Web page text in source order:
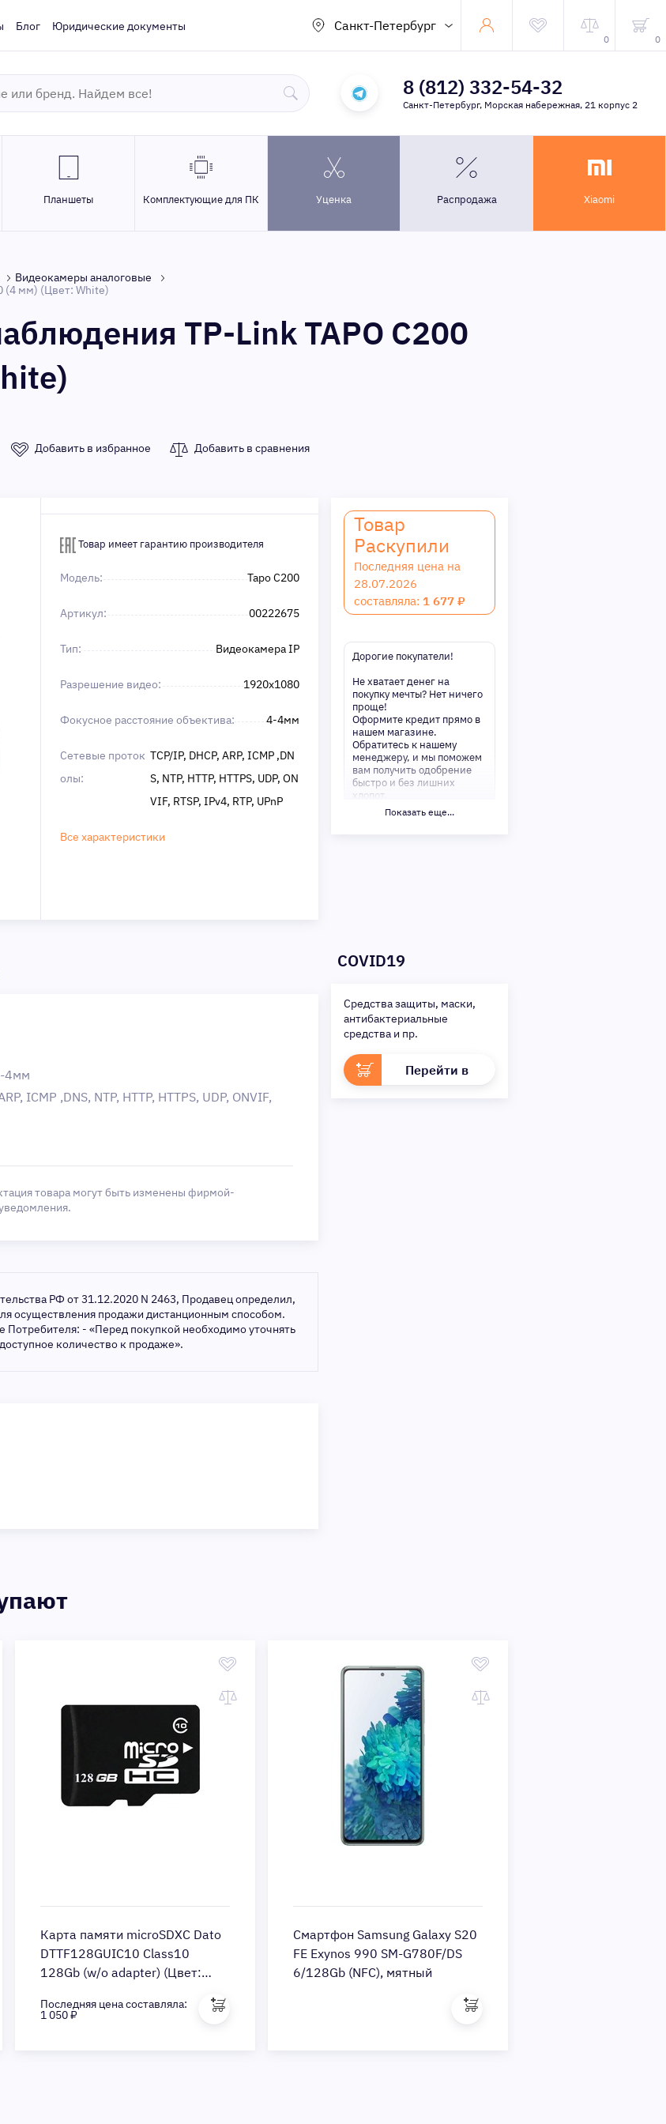
Блог Юридические документы Санкт-Петербург
0 0
8 (812) 332-54-32
Санкт-Петербург, Морская набережная, 21 корпус 2
Планшеты Комплектующие для ПК Уценка Распродажа Xiaomi
Видеокамеры аналоговые
(4 мм) (Цвет: White)
TP-Link TAPO C200
Добавить в избранное Добавить в сравнения
Товар имеет гарантию производителя
Модель: Tapo C200
Артикул: 00222675
Тип: Видеокамера IP
Разрешение видео: 1920x1080
Фокусное расстояние объектива: 4-4мм
Сетевые проток
олы:
TCP/IP, DHCP, ARP, ICMP ,DN
S, NTP, HTTP, HTTPS, UDP, ON
VIF, RTSP, IPv4, RTP, UPnP
Все характеристики
Товар
Раскупили
Последняя цена на
28.07.2026
составляла: 1 677 ₽
Дорогие покупатели!
Не хватает денег на
покупку мечты? Нет ничего
проще!
Оформите кредит прямо в
нашем магазине.
Обратитесь к нашему
менеджеру, и мы поможем
вам получить одобрение
быстро и без лишних
хлопот.
прямо сейчас. Ваше
мечте — мы поможем вам в
этом!
Показать еще...
4мм
ICMP ,DNS, NTP, HTTP, HTTPS, UDP, ONVIF,
товара могут быть изменены фирмой-
РФ от 31.12.2020 N 2463, Продавец определил,
осуществления продажи дистанционным способом.
- «Перед покупкой необходимо уточнять
количество к продаже».
COVID19
Средства защиты, маски,
антибактериальные
средства и пр.
Перейти в
Карта памяти microSDXC Dato
DTTF128GUIC10 Class10
128Gb (w/o adapter) (Цвет:
Последняя цена составляла:
1 050 ₽
Смартфон Samsung Galaxy S20
FE Exynos 990 SM-G780F/DS
6/128Gb (NFC), мятный